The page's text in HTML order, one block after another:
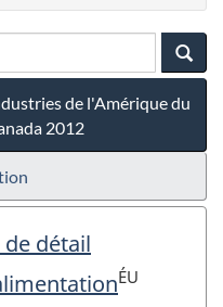
de l'Amérique du
2012
détail
ÉU